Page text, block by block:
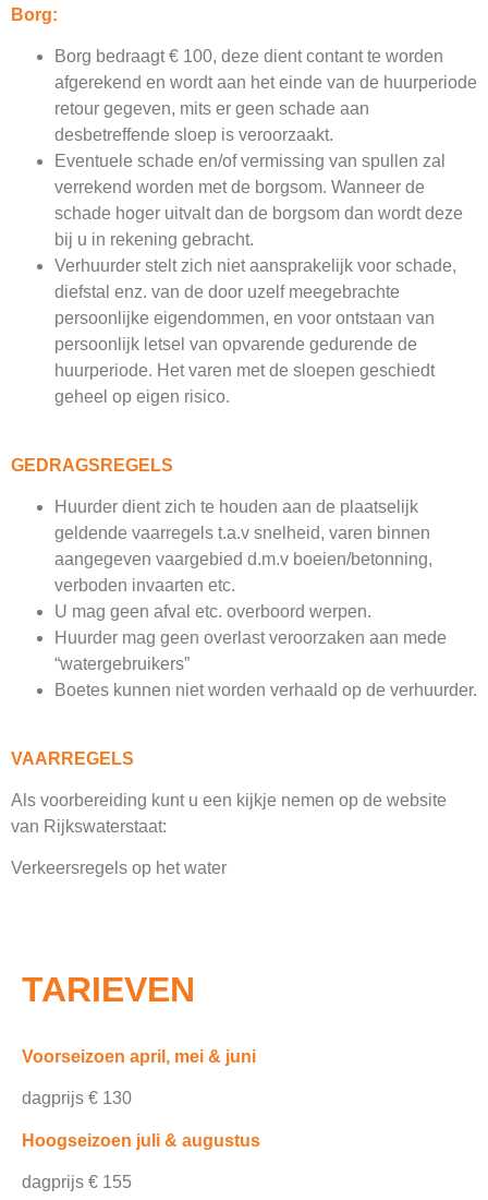
Borg:
Borg bedraagt € 100, deze dient contant te worden
afgerekend en wordt aan het einde van de huurperiode
retour gegeven, mits er geen schade aan
desbetreffende sloep is veroorzaakt.
Eventuele schade en/of vermissing van spullen zal
verrekend worden met de borgsom. Wanneer de
schade hoger uitvalt dan de borgsom dan wordt deze
bij u in rekening gebracht.
Verhuurder stelt zich niet aansprakelijk voor schade,
diefstal enz. van de door uzelf meegebrachte
persoonlijke eigendommen, en voor ontstaan van
persoonlijk letsel van opvarende gedurende de
huurperiode. Het varen met de sloepen geschiedt
geheel op eigen risico.
GEDRAGSREGELS
Huurder dient zich te houden aan de plaatselijk
geldende vaarregels t.a.v snelheid, varen binnen
aangegeven vaargebied d.m.v boeien/betonning,
verboden invaarten etc.
U mag geen afval etc. overboord werpen.
Huurder mag geen overlast veroorzaken aan mede
“watergebruikers”
Boetes kunnen niet worden verhaald op de verhuurder.
VAARREGELS
Als voorbereiding kunt u een kijkje nemen op de website
van Rijkswaterstaat:
Verkeersregels op het water
TARIEVEN
Voorseizoen april, mei & juni
dagprijs € 130
Hoogseizoen juli & augustus
dagprijs € 155